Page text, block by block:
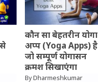
कौन सा बेहतरीन योगा
अप्प (Yoga Apps) है
जो सम्पूर्ण योगासन
क्रमश सिखाएंगा
ByDharmeshkumar